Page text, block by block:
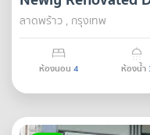
ลาดพร้าว , กรุงเทพ
ห้องนอน 4 ห้องน้ำ